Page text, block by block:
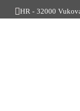
HR - 32000